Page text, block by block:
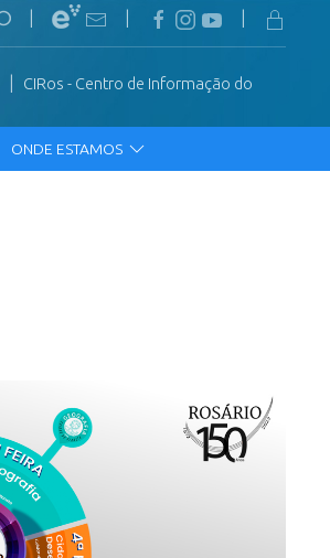
CIRos - Centro de Informação do
ONDE ESTAMOS